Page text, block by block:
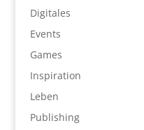
Digitales
Events
Games
Inspiration
Leben
Publishing